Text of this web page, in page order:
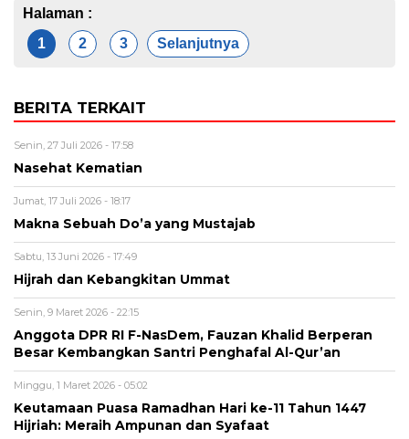
Halaman :
1
2 3 Selanjutnya
BERITA TERKAIT
Senin, 27 Juli 2026 - 17:58
Nasehat Kematian
Jumat, 17 Juli 2026 - 18:17
Makna Sebuah Do’a yang Mustajab
Sabtu, 13 Juni 2026 - 17:49
Hijrah dan Kebangkitan Ummat
Senin, 9 Maret 2026 - 22:15
Anggota DPR RI F-NasDem, Fauzan Khalid Berperan
Besar Kembangkan Santri Penghafal Al-Qur’an
Minggu, 1 Maret 2026 - 05:02
Keutamaan Puasa Ramadhan Hari ke-11 Tahun 1447
Hijriah: Meraih Ampunan dan Syafaat